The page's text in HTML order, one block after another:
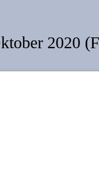
2020